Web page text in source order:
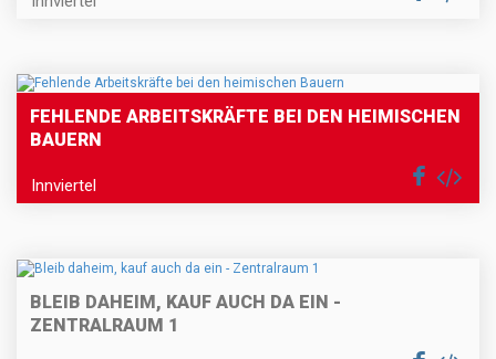
FEHLENDE ARBEITSKRÄFTE BEI DEN HEIMISCHEN
BAUERN
Innviertel
BLEIB DAHEIM, KAUF AUCH DA EIN -
ZENTRALRAUM 1